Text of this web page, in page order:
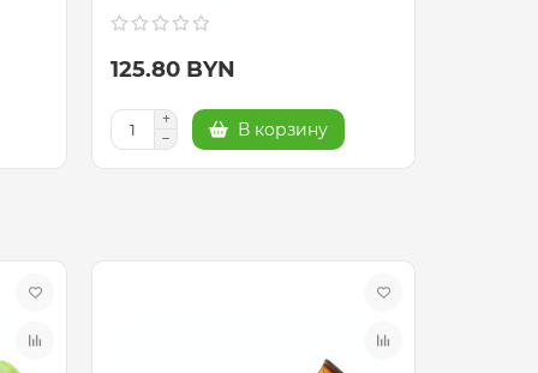
125.80 BYN
В корзину